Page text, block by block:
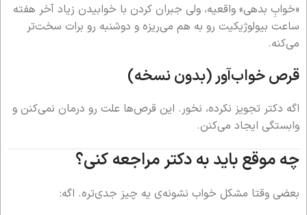
«خوابِ بدهی» واقعیه، ولی جبران کردن با خوابیدن زیاد آخر هفته
ساعت بیولوژیکیت رو به هم می‌ریزه و دوشنبه رو برات سخت‌تر
می‌کنه.
قرص خواب‌آور (بدون نسخه)
اگه دکتر تجویز نکرده، نخور. این قرص‌ها علت رو درمان نمی‌کنن و
وابستگی ایجاد می‌کنن.
چه موقع باید به دکتر مراجعه کنی؟
بعضی وقتا مشکل خواب نشونه‌ی یه چیز جدی‌تره. اگه: